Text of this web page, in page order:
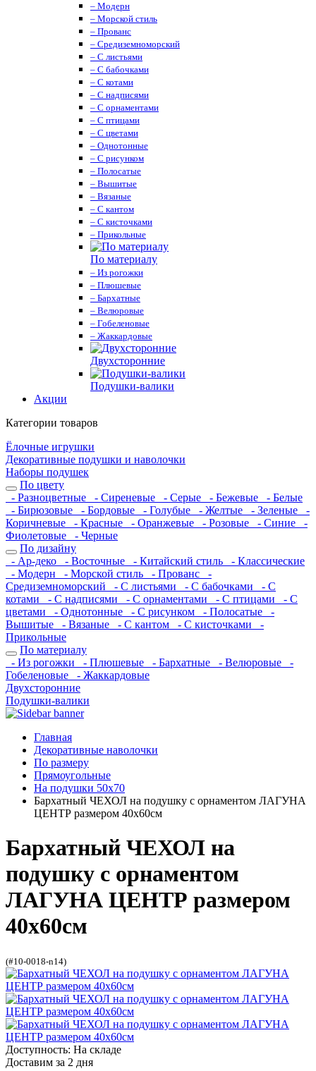
– Модерн
– Морской стиль
– Прованс
– Средиземноморский
– С листьями
– С бабочками
– С котами
– С надписями
– С орнаментами
– С птицами
– С цветами
– Однотонные
– С рисунком
– Полосатые
– Вышитые
– Вязаные
– С кантом
– С кисточками
– Прикольные
По материалу
– Из рогожки
– Плюшевые
– Бархатные
– Велюровые
– Гобеленовые
– Жаккардовые
Двухсторонние
Подушки-валики
Акции
Категории товаров
Ёлочные игрушки
Декоративные подушки и наволочки
Наборы подушек
По цвету
- Разноцветные
- Сиреневые - Серые - Бежевые
- Белые
- Бирюзовые
- Бордовые - Голубые - Желтые - Зеленые
-
Коричневые
- Красные - Оранжевые - Розовые - Синие
-
Фиолетовые
- Черные
По дизайну
- Ар-деко
- Восточные - Китайский стиль
- Классические
- Модерн
- Морской стиль - Прованс
-
Средиземноморский
- С листьями - С бабочками
- С
котами
- С надписями - С орнаментами - С птицами
- С
цветами
- Однотонные - С рисунком - Полосатые
-
Вышитые
- Вязаные - С кантом - С кисточками
-
Прикольные
По материалу
- Из рогожки
- Плюшевые - Бархатные - Велюровые
-
Гобеленовые
- Жаккардовые
Двухсторонние
Подушки-валики
Главная
Декоративные наволочки
По размеру
Прямоугольные
На подушки 50х70
Бархатный ЧЕХОЛ на подушку с орнаментом ЛАГУНА
ЦЕНТР размером 40х60см
Бархатный ЧЕХОЛ на
подушку с орнаментом
ЛАГУНА ЦЕНТР размером
40х60см
(#10-0018-n14)
Доступность: На складе
Доставим за 2 дня